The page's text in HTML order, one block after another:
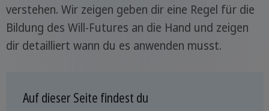
verstehen. Wir zeigen geben dir eine Regel für die
Bildung des Will-Futures an die Hand und zeigen
dir detailliert wann du es anwenden musst.
Auf dieser Seite findest du